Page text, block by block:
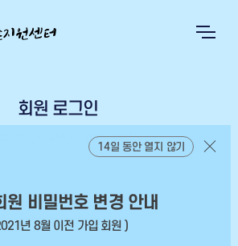
회원 로그인
촌지원센터 홈페이지 방문을 환영합니다!
원 비밀번호 변경 안내
년 8월 이전 가입 회원 )
14일 동안 열지 않기
회원정보찾기 회원가입